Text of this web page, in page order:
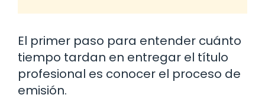
El primer paso para entender cuánto
tiempo tardan en entregar el título
profesional es conocer el proceso de
emisión.